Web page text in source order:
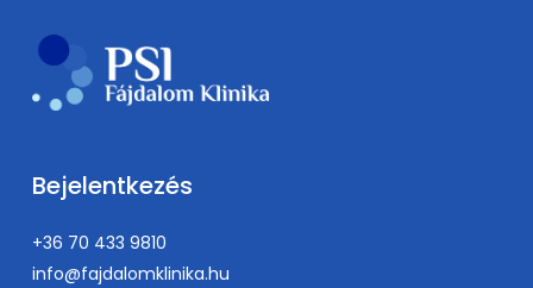
Bejelentkezés
+36 70 433 9810
info@fajdalomklinika.hu